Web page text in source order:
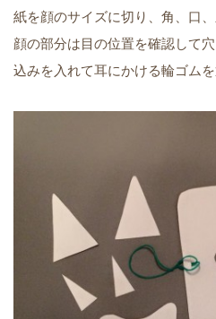
紙を顔のサイズに切り、角、口
顔の部分は目の位置を確認して
込みを入れて耳にかける輪ゴムを